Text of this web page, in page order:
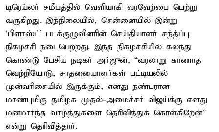
டிரெய்லர் சமீபத்தில் வெளியாகி வரவேற்பை பெற்று
வருகிறது. இந்நிலையில், சென்னையில் இன்று
‘பிளாஸ்ட்’ படக்குழுவினரின் செய்தியாளர் சந்த்ப்பு
நிகழ்ச்சி நடைபெற்றது. இந்த நிகழ்ச்சியில் கலந்து
கொண்டு பேசிய நடிகர் அர்ஜுன், “வரலாறு காணாத
வெற்றியோடு, சாதனையாளர்கள் பட்டியலில்
முன்வரிசையில் இருக்கும், எனது நண்பரான
மாண்புமிகு தமிழக முதல்-அமைச்சர் விஜய்க்கு எனது
மனமார்ந்த வாழ்த்துகளை தெரிவித்துக் கொள்கிறேன்”
என்று தெரிவித்தார்.